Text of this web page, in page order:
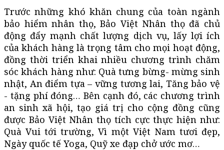
Trước những khó khăn chung của toàn ngành
bảo hiểm nhân thọ, Bảo Việt Nhân thọ đã chủ
động đẩy mạnh chất lượng dịch vụ, lấy lợi ích
của khách hàng là trọng tâm cho mọi hoạt động,
đồng thời triển khai nhiều chương trình chăm
sóc khách hàng như: Quà tưng bừng- mừng sinh
nhật, An điểm tựa – vững tương lai, Tăng bảo vệ
- tặng phí đóng… Bên cạnh đó, các chương trình
an sinh xã hội, tạo giá trị cho cộng đồng cũng
được Bảo Việt Nhân thọ tích cực thực hiện như:
Quà Vui tới trường, Vì một Việt Nam tươi đẹp,
Ngày quốc tế Yoga, Quỹ xe đạp chở ước mơ…